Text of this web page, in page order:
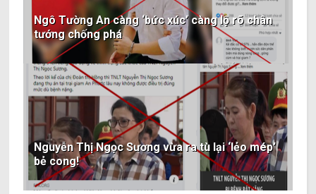
Ngô Tường An càng ‘bức xúc’ càng lộ rõ chân
tướng chống phá
Nguyễn Thị Ngọc Sương vừa ra tù lại ‘lẻo mép’
bẻ cong!